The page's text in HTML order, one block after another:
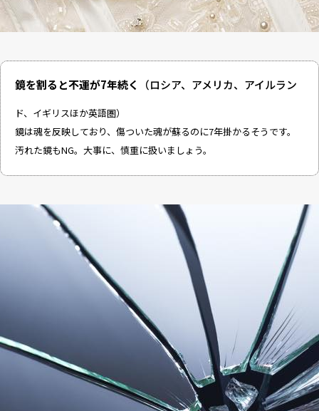
鏡を割ると不運が7年続く （ロシア、アメリカ、アイルラン
ド、イギリスほか英語圏）
鏡は魂を反映しており、傷ついた魂が蘇るのに7年掛かるそうです。
汚れた鏡もNG。大事に、慎重に扱いましょう。